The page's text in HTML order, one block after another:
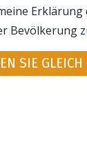
Bevölkerung
SIE